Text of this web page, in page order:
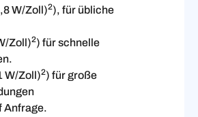
W/Zoll)2), für übliche
Zoll)2) für schnelle
W/Zoll)2) für große
Anfrage.